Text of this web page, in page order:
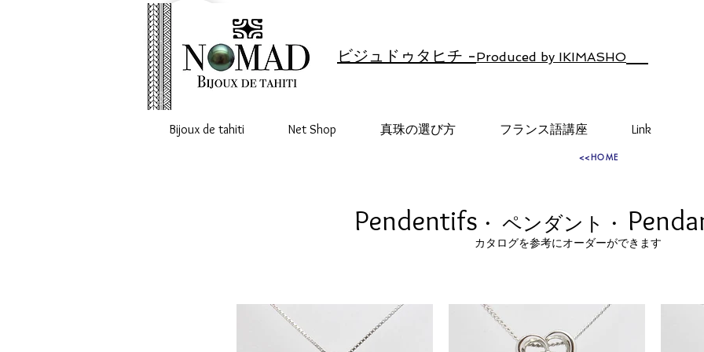
ビジュドゥタヒチ -Produced by IKIMASHO
Bijoux de tahiti Net Shop 真珠の選び方 フランス語講座 Link
<<HOME
Pendentifs ・ ペンダント・
​カタログを参考にオーダーができます